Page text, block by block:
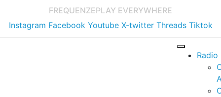
FREQUENZEPLAY EVERYWHERE
Instagram Facebook Youtube X-twitter Threads Tiktok
Radio